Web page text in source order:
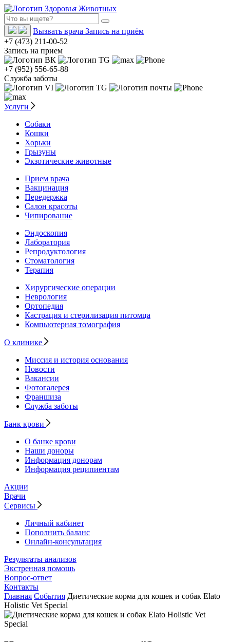
Вызвать врача Запись на приём
+7 (473) 211-00-52
Запись на прием
+7 (952) 556-65-88
Служба заботы
Услуги
Собаки
Кошки
Хорьки
Грызуны
Экзотические животные
Прием врача
Вакцинация
Передержка
Салон красоты
Чипирование
Эндоскопия
Лаборатория
Репродуктология
Стоматология
Терапия
Хирургические операции
Неврология
Ортопедия
Кастрация и стерилизация питомца
Компьютерная томография
О клинике
Миссия и история основания
Новости
Вакансии
Фотогалерея
Франшиза
Служба заботы
Банк крови
О банке крови
Наши доноры
Информация донорам
Информация реципиентам
Акции
Врачи
Сервисы
Личный кабинет
Пополнить баланс
Онлайн-консультация
Результаты анализов
Экстренная помощь
Вопрос-ответ
Контакты
Главная События Диетические корма для кошек и собак Elato
Holistic Vet Special